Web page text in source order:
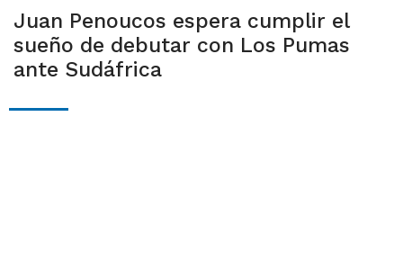
Juan Penoucos espera cumplir el
sueño de debutar con Los Pumas
ante Sudáfrica